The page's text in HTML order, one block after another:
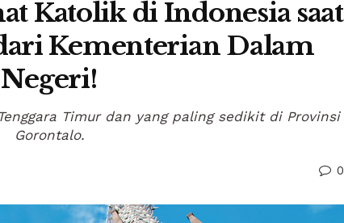
Katolik di Indonesia saat
Kementerian Dalam
Negeri!
Timur dan yang paling sedikit di Provinsi
Gorontalo.
0